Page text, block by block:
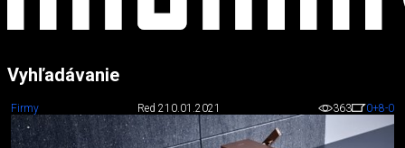
Vyhľadávanie
Firmy Red 210.01.2021 363 0+8-0